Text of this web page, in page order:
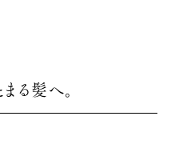
る髪へ。